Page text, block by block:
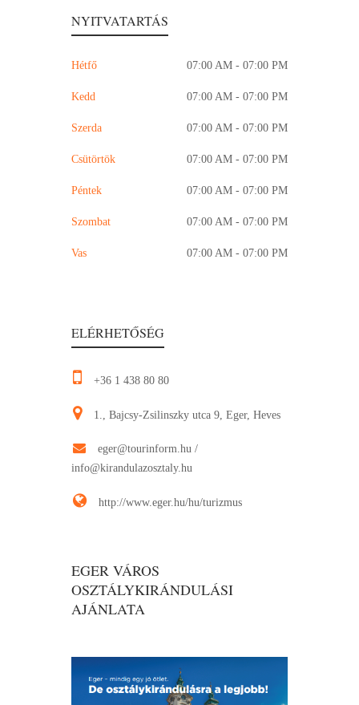
NYITVATARTÁS
Hétfő 07:00 AM - 07:00 PM
Kedd 07:00 AM - 07:00 PM
Szerda 07:00 AM - 07:00 PM
Csütörtök 07:00 AM - 07:00 PM
Péntek 07:00 AM - 07:00 PM
Szombat 07:00 AM - 07:00 PM
Vas 07:00 AM - 07:00 PM
ELÉRHETŐSÉG
+36 1 438 80 80
1., Bajcsy-Zsilinszky utca 9, Eger, Heves
eger@tourinform.hu /
info@kirandulazosztaly.hu
http://www.eger.hu/hu/turizmus
EGER VÁROS
OSZTÁLYKIRÁNDULÁSI
AJÁNLATA